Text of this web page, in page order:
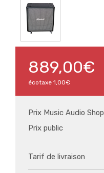
889,00€
écotaxe 1,00€
Prix Music Audio Shop
Prix public
Tarif de livraison